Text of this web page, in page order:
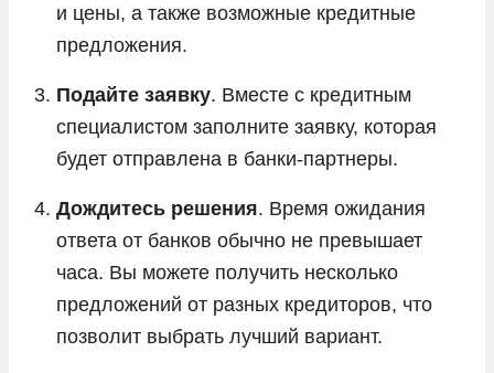
и цены, а также возможные кредитные
предложения.
Подайте заявку. Вместе с кредитным
специалистом заполните заявку, которая
будет отправлена в банки-партнеры.
Дождитесь решения. Время ожидания
ответа от банков обычно не превышает
часа. Вы можете получить несколько
предложений от разных кредиторов, что
позволит выбрать лучший вариант.